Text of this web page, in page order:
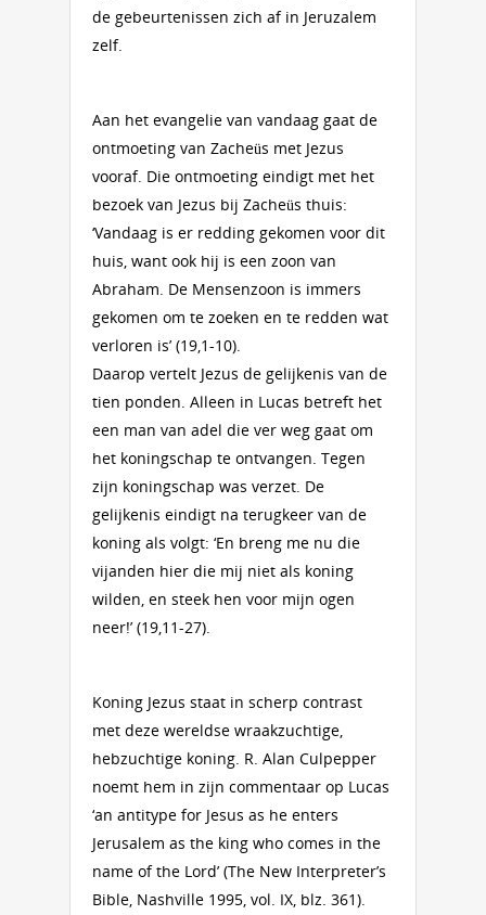
de gebeurtenissen zich af in Jeruzalem
zelf.
Aan het evangelie van vandaag gaat de
ontmoeting van Zacheüs met Jezus
vooraf. Die ontmoeting eindigt met het
bezoek van Jezus bij Zacheüs thuis:
‘Vandaag is er redding gekomen voor dit
huis, want ook hij is een zoon van
Abraham. De Mensenzoon is immers
gekomen om te zoeken en te redden wat
verloren is’ (19,1-10).
Daarop vertelt Jezus de gelijkenis van de
tien ponden. Alleen in Lucas betreft het
een man van adel die ver weg gaat om
het koningschap te ontvangen. Tegen
zijn koningschap was verzet. De
gelijkenis eindigt na terugkeer van de
koning als volgt: ‘En breng me nu die
vijanden hier die mij niet als koning
wilden, en steek hen voor mijn ogen
neer!’ (19,11-27).
Koning Jezus staat in scherp contrast
met deze wereldse wraakzuchtige,
hebzuchtige koning. R. Alan Culpepper
noemt hem in zijn commentaar op Lucas
‘an antitype for Jesus as he enters
Jerusalem as the king who comes in the
name of the Lord’ (The New Interpreter’s
Bible, Nashville 1995, vol. IX, blz. 361).